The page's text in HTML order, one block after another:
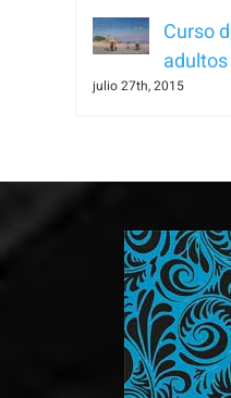
Curso
julio 27th, 2015